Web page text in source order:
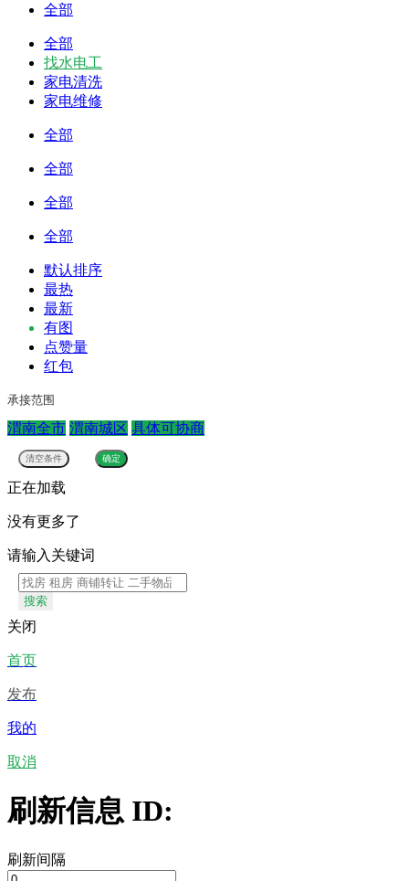
全部
全部
找水电工
家电清洗
家电维修
全部
全部
全部
全部
默认排序
最热
最新
有图
点赞量
红包
承接范围
渭南全市 渭南城区 具体可协商
正在加载
没有更多了
请输入关键词
搜索
关闭
首页
发布
我的
取消
刷新信息 ID:
刷新间隔